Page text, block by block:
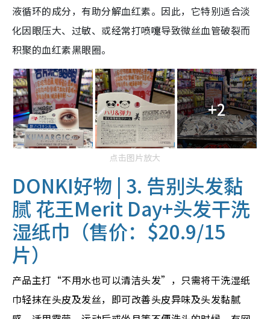
液循环的成分，有助分解血红素。因此，它特别适合淡
化因眼压大、过敏、或经常打喷嚏导致微丝血管破裂而
积聚的血红素黑眼圈。
+2
点击图片放大
DONKI好物 | 3. 告别头发黏
腻 花王Merit Day+头发干洗
湿纸巾（售价：$20.9/15
片）
产品主打“不用水也可以清洁头发”，只需将干洗湿纸
巾轻抹在头皮及发丝，即可改善头皮异味及头发黏腻